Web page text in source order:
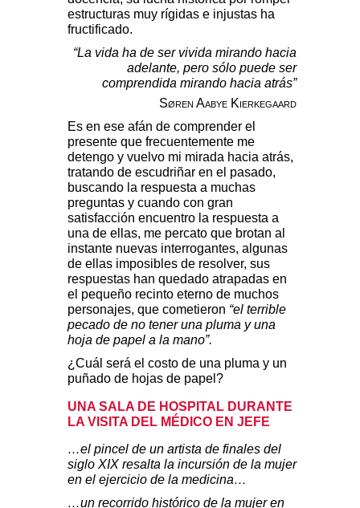
estructuras muy rígidas e injustas ha
fructificado.
“La vida ha de ser vivida mirando hacia
adelante, pero sólo puede ser
comprendida mirando hacia atrás”
Søren Aabye Kierkegaard
Es en ese afán de comprender el
presente que frecuentemente me
detengo y vuelvo mi mirada hacia atrás,
tratando de escudriñar en el pasado,
buscando la respuesta a muchas
preguntas y cuando con gran
satisfacción encuentro la respuesta a
una de ellas, me percato que brotan al
instante nuevas interrogantes, algunas
de ellas imposibles de resolver, sus
respuestas han quedado atrapadas en
el pequeño recinto eterno de muchos
personajes, que cometieron “el terrible
pecado de no tener una pluma y una
hoja de papel a la mano”.
¿Cuál será el costo de una pluma y un
puñado de hojas de papel?
UNA SALA DE HOSPITAL DURANTE
LA VISITA DEL MÉDICO EN JEFE
…el pincel de un artista de finales del
siglo XIX resalta la incursión de la mujer
en el ejercicio de la medicina…
…un recorrido histórico de la mujer en